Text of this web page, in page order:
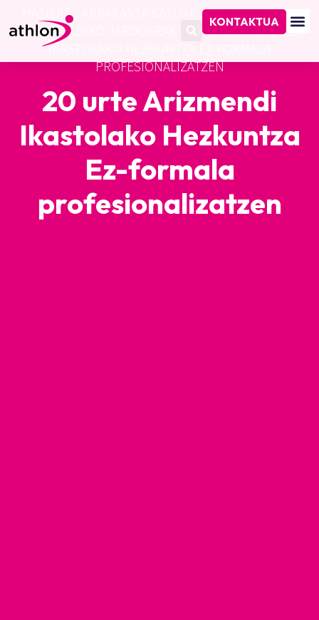
KONTAKTUA
HASIERA/ /ESKOLA KIROLA
ETA AISIALDIKO JARDUERAK
/20 URTE ARIZMENDI
IKASTOLAKO HEZKUNTZA EZ-FORMALA
PROFESIONALIZATZEN
20 urte Arizmendi
Ikastolako Hezkuntza
Ez-formala
profesionalizatzen